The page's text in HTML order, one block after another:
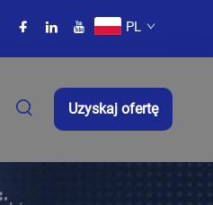
PL
Uzyskaj ofertę